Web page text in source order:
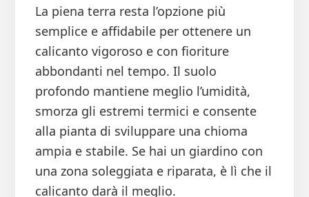
La piena terra resta l’opzione più
semplice e affidabile per ottenere un
calicanto vigoroso e con fioriture
abbondanti nel tempo. Il suolo
profondo mantiene meglio l’umidità,
smorza gli estremi termici e consente
alla pianta di sviluppare una chioma
ampia e stabile. Se hai un giardino con
una zona soleggiata e riparata, è lì che il
calicanto darà il meglio.